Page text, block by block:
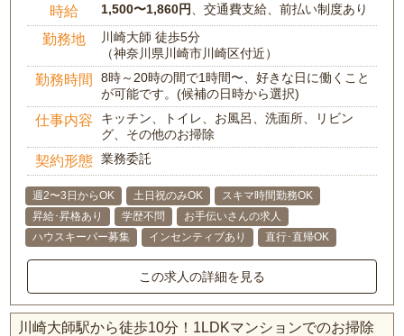
時給 1,500〜1,860円 、交通費支給、前払い制度あり
勤務地
川崎大師 徒歩5分
（神奈川県川崎市川崎区付近）
勤務時間
8時～20時の間で1時間〜、好きな日に働くこと
が可能です。(候補の日時から選択)
仕事内容
キッチン、トイレ、お風呂、洗面所、リビン
グ、その他のお掃除
契約形態 業務委託
週2〜3日からOK 土日祝のみOK
スキマ時間勤務OK
昇給･昇格あり
学歴不問
お手伝いさんの求人
ハウスキーパー募集
インセンティブあり 直行･直帰OK
この求人の詳細を見る
川崎大師駅から徒歩10分！1LDKマンションでのお掃除